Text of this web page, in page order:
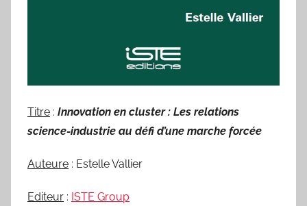
Titre : Innovation en cluster : Les relations
science-industrie au défi d’une marche forcée
Auteure : Estelle Vallier
Editeur : ISTE Group